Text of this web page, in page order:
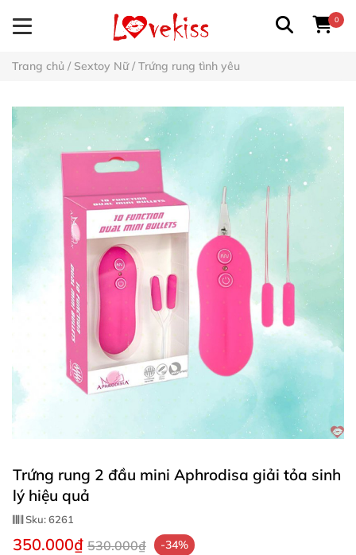
0
Trang chủ / Sextoy Nữ/ Trứng rung tình yêu
Trứng rung 2 đầu mini Aphrodisa giải tỏa sinh
lý hiệu quả
Sku:6261
350.000₫ 530.000₫ -34%